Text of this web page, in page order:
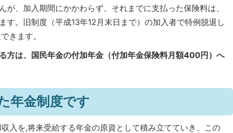
が、加入期間にかかわらず、それまでに支払った保険料は、
す。旧制度（平成13年12月末日まで）の加入者で特例脱退し
きます。
方は、国民年金の付加年金（付加年金保険料月額400円）へ
年金制度です
入を,将来受給する年金の原資として積み立てていき、この